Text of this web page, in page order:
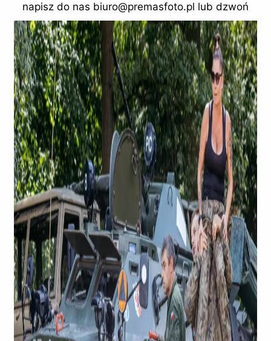
napisz do nas biuro@premasfoto.pl lub dzwoń